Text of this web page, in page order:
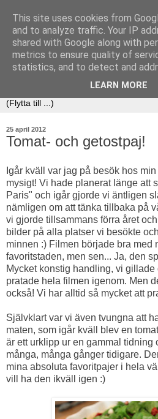
25 april 2012
Tomat- och getostpaj!
Igår kväll var jag på besök hos
mysigt! Vi hade planerat länge att
Paris" och igår gjorde vi äntligen
nämligen om att tänka tillbaka på
vi gjorde tillsammans förra året
bilder på alla platser vi besökte
minnen :) Filmen började bra med
favoritstaden, men sen... Ja, den
Mycket konstig handling, vi gillade
pratade hela filmen igenom. Men
också! Vi har alltid så mycket att
Självklart var vi även tvungna att
maten, som igår kväll blev en
är ett urklipp ur en gammal tidning
många, många gånger tidigare.
mina absoluta favoritpajer i hela
vill ha den ikväll igen :)
This site uses cookies from
and to analyze traffic. Your IP
shared with Google along with
metrics to ensure quality of
statistics, and to detect and
LEARN MORE